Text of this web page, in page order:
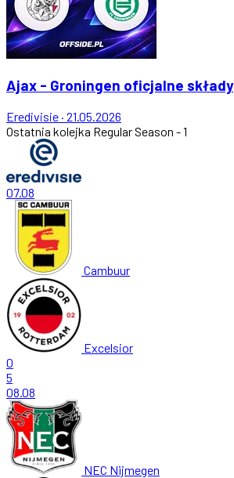
Ajax - Groningen oficjalne składy
Eredivisie · 21.05.2026
Ostatnia kolejka Regular Season - 1
07.08
Cambuur
Excelsior
0
5
08.08
NEC Nijmegen